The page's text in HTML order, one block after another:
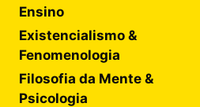
Ensino
Existencialismo &
Fenomenologia
Filosofia da Mente &
Psicologia